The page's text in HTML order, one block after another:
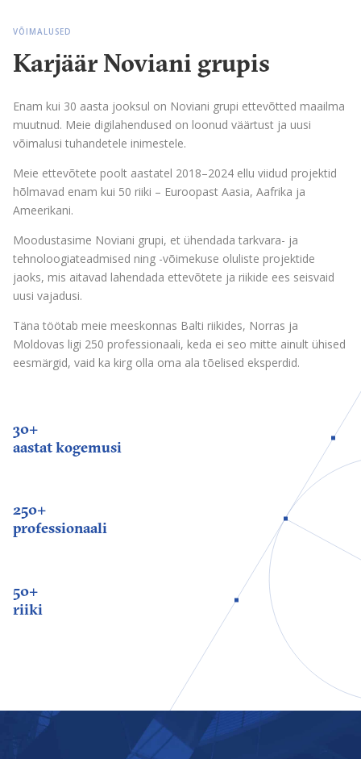
VÕIMALUSED
Karjäär Noviani grupis
Enam kui 30 aasta jooksul on Noviani grupi ettevõtted maailma
muutnud. Meie digilahendused on loonud väärtust ja uusi
võimalusi tuhandetele inimestele.
Meie ettevõtete poolt aastatel 2018–2024 ellu viidud projektid
hõlmavad enam kui 50 riiki – Euroopast Aasia, Aafrika ja
Ameerikani.
Moodustasime Noviani grupi, et ühendada tarkvara- ja
tehnoloogiateadmised ning -võimekuse oluliste projektide
jaoks, mis aitavad lahendada ettevõtete ja riikide ees seisvaid
uusi vajadusi.
Täna töötab meie meeskonnas Balti riikides, Norras ja
Moldovas ligi 250 professionaali, keda ei seo mitte ainult ühised
eesmärgid, vaid ka kirg olla oma ala tõelised eksperdid.
30+
aastat kogemusi
250+
professionaali
50+
riiki